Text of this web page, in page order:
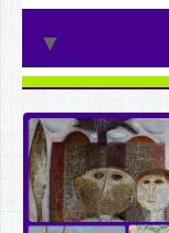
▼
▼
▼
▼